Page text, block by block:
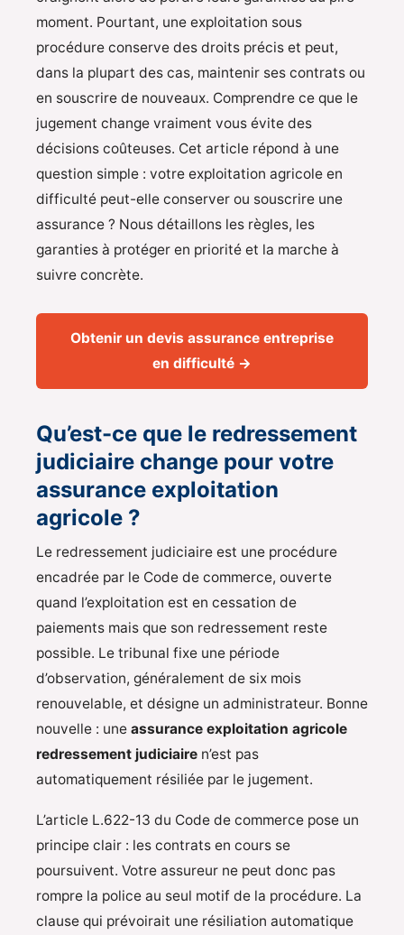
moment. Pourtant, une exploitation sous
procédure conserve des droits précis et peut,
dans la plupart des cas, maintenir ses contrats ou
en souscrire de nouveaux. Comprendre ce que le
jugement change vraiment vous évite des
décisions coûteuses. Cet article répond à une
question simple : votre exploitation agricole en
difficulté peut-elle conserver ou souscrire une
assurance ? Nous détaillons les règles, les
garanties à protéger en priorité et la marche à
suivre concrète.
Obtenir un devis assurance entreprise
en difficulté →
Qu’est-ce que le redressement
judiciaire change pour votre
assurance exploitation
agricole ?
Le redressement judiciaire est une procédure
encadrée par le Code de commerce, ouverte
quand l’exploitation est en cessation de
paiements mais que son redressement reste
possible. Le tribunal fixe une période
d’observation, généralement de six mois
renouvelable, et désigne un administrateur. Bonne
nouvelle : une assurance exploitation agricole
redressement judiciaire n’est pas
automatiquement résiliée par le jugement.
L’article L.622-13 du Code de commerce pose un
principe clair : les contrats en cours se
poursuivent. Votre assureur ne peut donc pas
rompre la police au seul motif de la procédure. La
clause qui prévoirait une résiliation automatique